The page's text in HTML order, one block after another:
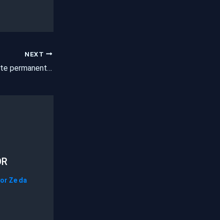
NEXT
Raio passa a ser parte permanente da estrutura da Polícia Militar no Ceará
Ze da